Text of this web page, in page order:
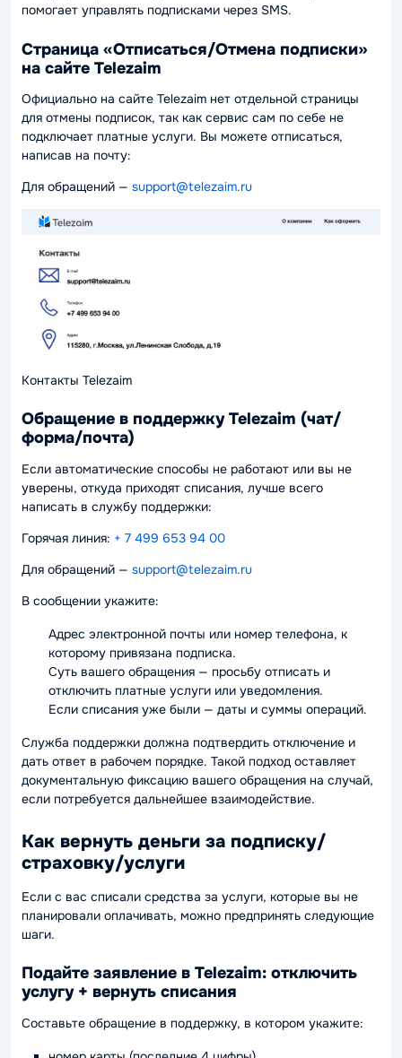
помогает управлять подписками через SMS.
Страница «Отписаться/Отмена подписки»
на сайте Telezaim
Официально на сайте Telezaim нет отдельной страницы
для отмены подписок, так как сервис сам по себе не
подключает платные услуги. Вы можете отписаться,
написав на почту:
Для обращений — support@telezaim.ru
Контакты Telezaim
Обращение в поддержку Telezaim (чат/
форма/почта)
Если автоматические способы не работают или вы не
уверены, откуда приходят списания, лучше всего
написать в службу поддержки:
Горячая линия: + 7 499 653 94 00
Для обращений — support@telezaim.ru
В сообщении укажите:
Адрес электронной почты или номер телефона, к
которому привязана подписка.
Суть вашего обращения — просьбу отписать и
отключить платные услуги или уведомления.
Если списания уже были — даты и суммы операций.
Служба поддержки должна подтвердить отключение и
дать ответ в рабочем порядке. Такой подход оставляет
документальную фиксацию вашего обращения на случай,
если потребуется дальнейшее взаимодействие.
Как вернуть деньги за подписку/
страховку/услуги
Если с вас списали средства за услуги, которые вы не
планировали оплачивать, можно предпринять следующие
шаги.
Подайте заявление в Telezaim: отключить
услугу + вернуть списания
Составьте обращение в поддержку, в котором укажите: